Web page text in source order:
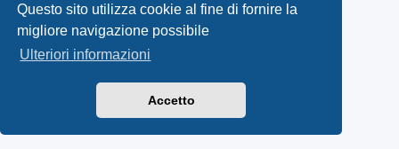
Questo sito utilizza cookie al fine di fornire la
migliore navigazione possibile
Ulteriori informazioni
Accetto